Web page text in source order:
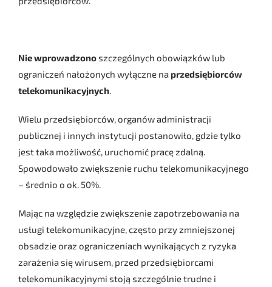
Nie wprowadzonoszczególnych obowiązków lub
ograniczeń nałożonych wyłączne na przedsiębiorców
telekomunikacyjnych
Wielu przedsiębiorców, organów administracji
publicznej i innych instytucji postanowiło, gdzie tylko
jest taka możliwość, uruchomić pracę zdalną.
Spowodowało zwiększenie ruchu telekomunikacyjnego
– średnio o ok. 50%.
Mając na względzie zwiększenie zapotrzebowania na
usługi telekomunikacyjne, często przy zmniejszonej
obsadzie oraz ograniczeniach wynikających z ryzyka
zarażenia się wirusem, przed przedsiębiorcami
telekomunikacyjnymi stoją szczególnie trudne i